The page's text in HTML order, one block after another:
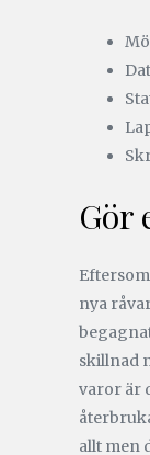
Gör
nya
skillnad
varor är
allt men